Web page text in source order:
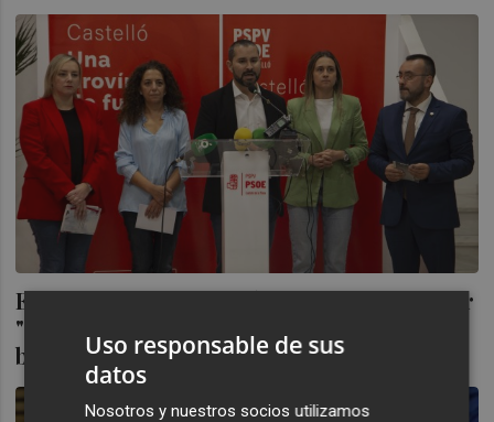
El PSPV pide la dimisión de Barrachina por
"manipular el debate sobre la tasa de
basurasUso responsable de sus
datos
Nosotros y nuestros socios utilizamos